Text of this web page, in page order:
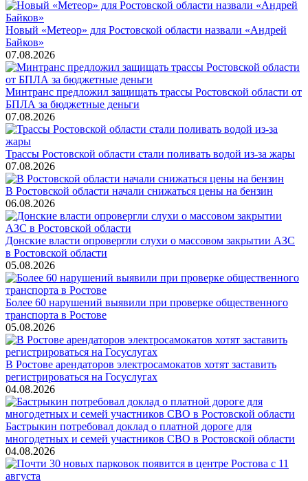
Новый «Метеор» для Ростовской области назвали «Андрей
Байков»
07.08.2026
Минтранс предложил защищать трассы Ростовской области от
БПЛА за бюджетные деньги
07.08.2026
Трассы Ростовской области стали поливать водой из-за жары
07.08.2026
В Ростовской области начали снижаться цены на бензин
06.08.2026
Донские власти опровергли слухи о массовом закрытии АЗС
в Ростовской области
05.08.2026
Более 60 нарушений выявили при проверке общественного
транспорта в Ростове
05.08.2026
В Ростове арендаторов электросамокатов хотят заставить
регистрироваться на Госуслугах
04.08.2026
Бастрыкин потребовал доклад о платной дороге для
многодетных и семей участников СВО в Ростовской области
04.08.2026